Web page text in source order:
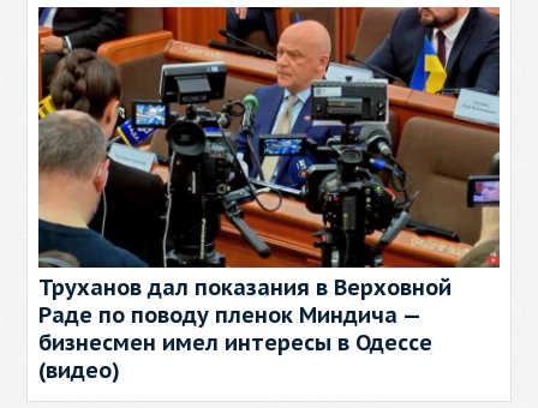
Труханов дал показания в Верховной
Раде по поводу пленок Миндича —
бизнесмен имел интересы в Одессе
(видео)